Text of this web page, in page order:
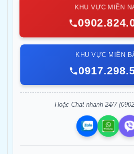
KHU VỰC MIỀN
KHU VỰC MIỀN
Hoặc Chat nhanh 24/7